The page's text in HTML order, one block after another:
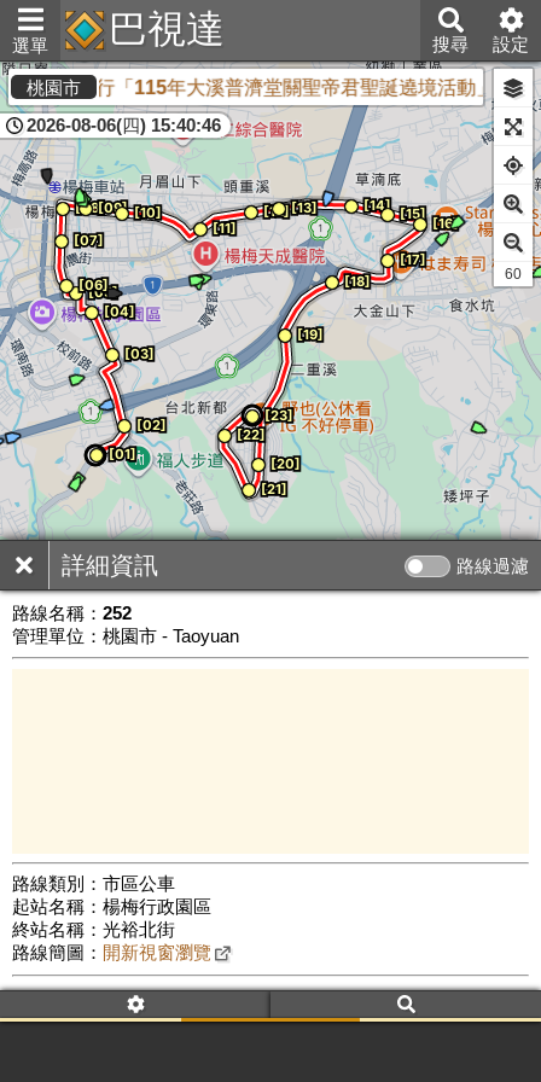
選單 巴視達 搜尋 設定
詳細資訊 路線過濾
路線名稱： 252
管理單位：桃園市 - Taoyuan
路線類別：市區公車
起站名稱：楊梅行政園區
終站名稱：光裕北街
路線簡圖： 開新視窗瀏覽
附屬名稱：252
車頭描述：楊梅行政園區
光裕北街
桃園市
溪分局執行「115年大溪普濟堂關聖帝君聖誕遶境活動」安
2026-08-06(四) 15:40:46
公車數量: 累計7880、上線6820
60